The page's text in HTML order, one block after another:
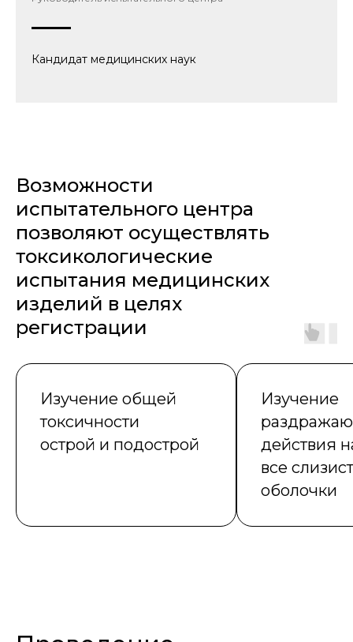
Кандидат медицинских наук
Возможности
испытательного центра
позволяют осуществлять
токсикологические
испытания медицинских
изделий в целях
регистрации
Изучение общей
токсичности
острой и подострой
Изучение
действия
все
оболочки